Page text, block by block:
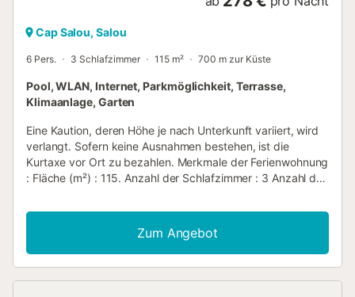
Cap Salou, Salou
6 Pers. 3 Schlafzimmer 115 m² 700 m zur Küste
Pool, WLAN, Internet, Parkmöglichkeit, Terrasse,
Klimaanlage, Garten
Eine Kaution, deren Höhe je nach Unterkunft variiert, wird
verlangt. Sofern keine Ausnahmen bestehen, ist die
Kurtaxe vor Ort zu bezahlen. Merkmale der Ferienwohnung
: Fläche (m²) : 115. Anzahl der Schlafzimmer : 3 Anzahl der
Waschmaschine Mikrowelle Gemeinschaftspool Terrasse
Garten Grill Backofen Spülmaschine Internet Zugang
Parkplatz WLAN Kühlschrank Kaffeemaschine
Wasserkocher Bügelbrett und Bügeleisen Anzahl der
Zum Angebot